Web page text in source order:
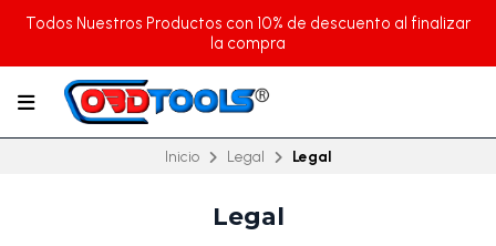
Todos Nuestros Productos con 10% de descuento al finalizar
la compra
Inicio Legal Legal
Legal